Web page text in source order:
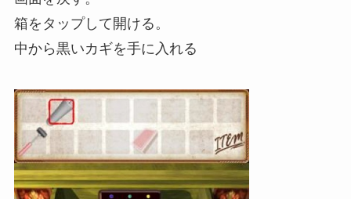
箱をタップして開ける。
中から黒いカギを手に入れる